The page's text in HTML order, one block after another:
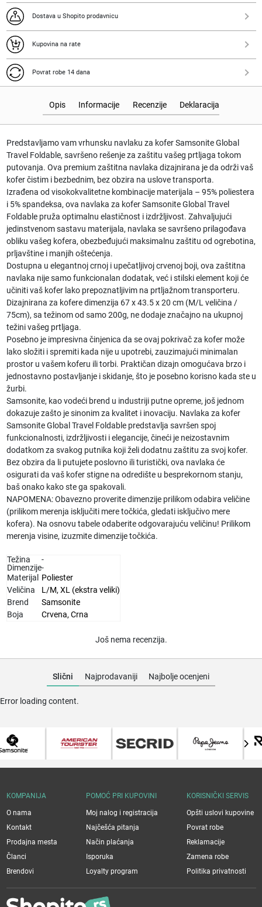
Dostava u Shopito prodavnicu
Kupovina na rate
Povrat robe 14 dana
Opis Deklaracija
Informacije Recenzije
Predstavljamo vam vrhunsku navlaku za koferSamsonite Global
Travel Foldable, savršeno rešenje za zaštitu vašeg prtljaga tokom
putovanja. Ova premium zaštitna navlaka dizajnirana je da održi vaš
kofer čistim i bezbednim, bez obzira na uslove transporta.
Izrađena od visokokvalitetne kombinacije materijala – 95% poliestera
i 5% spandeksa, ova navlaka za kofer Samsonite Global Travel
Foldablepruža optimalnu elastičnost i izdržljivost. Zahvaljujući
jedinstvenom sastavu materijala, navlaka se savršeno prilagođava
obliku vašeg kofera, obezbeđujući maksimalnu zaštitu od ogrebotina,
prljavštine i manjih oštećenja.
Dostupna u elegantnoj crnoj i upečatljivoj crvenoj boji, ova zaštitna
navlaka nije samo funkcionalan dodatak, već i stilski element koji će
učiniti vaš kofer lako prepoznatljivim na prtljažnom transporteru.
Dizajnirana za kofere dimenzija 67 x 43.5 x 20 cm (M/L veličina /
75cm), sa težinom od samo 200g, ne dodaje značajno na ukupnoj
težini vašeg prtljaga.
Posebno je impresivna činjenica da se ovaj pokrivač za kofer može
lako složiti i spremiti kada nije u upotrebi, zauzimajući minimalan
prostor u vašem koferu ili torbi. Praktičan dizajn omogućava brzo i
jednostavno postavljanje i skidanje, što je posebno korisno kada ste u
žurbi.
Samsonite, kao vodeći brend u industriji putne opreme, još jednom
dokazuje zašto je sinonim za kvalitet i inovaciju. Navlaka za kofer
Samsonite Global Travel Foldablepredstavlja savršen spoj
funkcionalnosti, izdržljivosti i elegancije, čineći je neizostavnim
dodatkom za svakog putnika koji želi dodatnu zaštitu za svoj kofer.
Bez obzira da li putujete poslovno ili turistički, ova navlaka će
osigurati da vaš kofer stigne na odredište u besprekornom stanju,
baš onako kako ste ga spakovali.
NAPOMENA: Obavezno proverite dimenzije prilikom odabira veličine
(prilikom merenja isključiti mere točkića, gledati isključivo mere
kofera). Na osnovu tabele odaberite odgovarajuću veličinu! Prilikom
merenja visine, izuzmite dimenzije točkića.
Težina
-
Dimenzije-
Materijal
Poliester
Veličina
L/M,XL (ekstra veliki)
Brend
Samsonite
Boja
Crvena,Crna
Još nema recenzija.
Slični Najprodavaniji Najbolje ocenjeni
Error loading content.
KOMPANIJA
O nama
Kontakt
Prodajna mesta
Članci
Brendovi
POMOĆ PRI KUPOVINI
Moj nalog i registracija
Najčešća pitanja
Način plaćanja
Isporuka
Loyalty program
KORISNIČKI SERVIS
Opšti uslovi kupovine
Povrat robe
Reklamacije
Zamena robe
Politika privatnosti